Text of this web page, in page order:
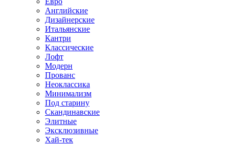
Английские
Дизайнерские
Итальянские
Кантри
Классические
Лофт
Модерн
Прованс
Неоклассика
Минимализм
Под старину
Скандинавские
Элитные
Эксклюзивные
Хай-тек